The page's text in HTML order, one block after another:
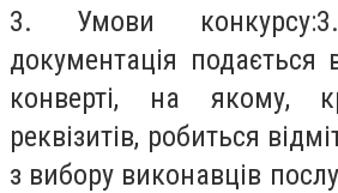
3. Умови
документація подається
конверті, на якому,
реквізитів, робиться
з вибору виконавців